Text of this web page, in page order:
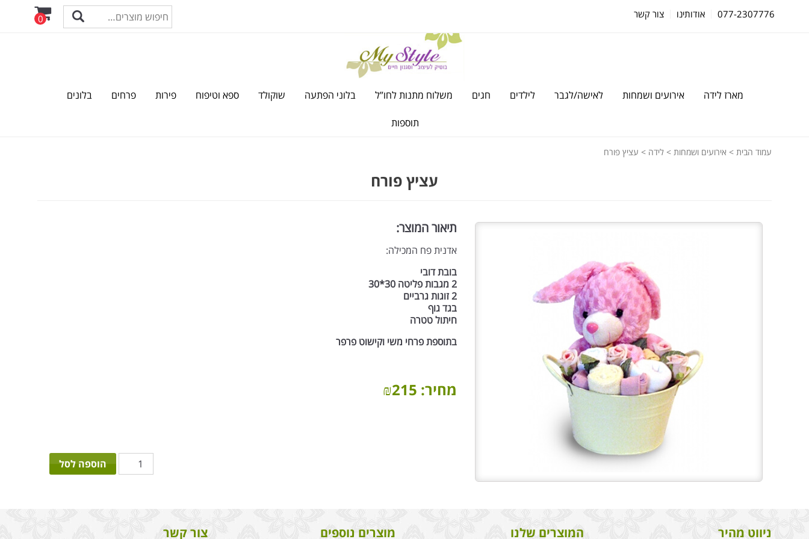
077-2307776 אודותינו צור קשר 0
מארז לידה אירועים ושמחות לאישה/לגבר לילדים חגים משלוח מתנות לחו”ל בלוני הפתעה שוקולד ספא וטיפוח פירות פרחים בלונים
תוספות
עמוד הבית > אירועים ושמחות > לידה > עציץ פורח
עציץ פורח
תיאור המוצר:
אדנית פח המכילה:
בובת דובי
2 מגבות פליטה 30*30
2 זוגות גרביים
בגד גוף
חיתול טטרה
בתוספת פרחי משי וקישוט פרפר
מחיר: ₪215
כמות
הוספה לסל
ניווט מהיר המוצרים שלנו מוצרים נוספים צור קשר